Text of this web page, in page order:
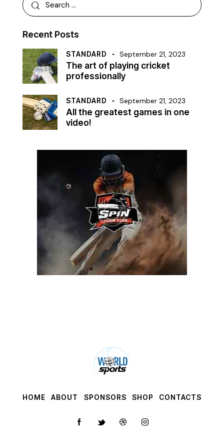
Recent Posts
STANDARD September 21, 2023
The art of playing cricket
professionally
STANDARD September 21, 2023
All the greatest games in one
video!
HOME ABOUT SPONSORS SHOP CONTACTS